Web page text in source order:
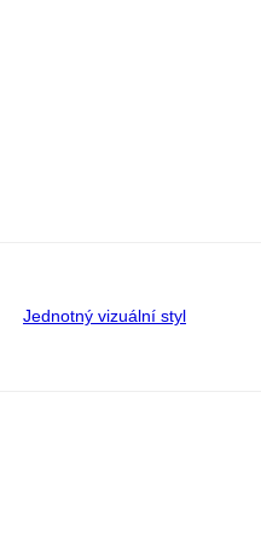
Jednotný vizuální styl